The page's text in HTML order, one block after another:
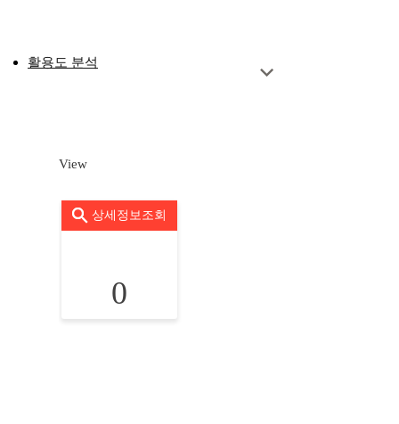
활용도 분석
View
상세정보조회
0